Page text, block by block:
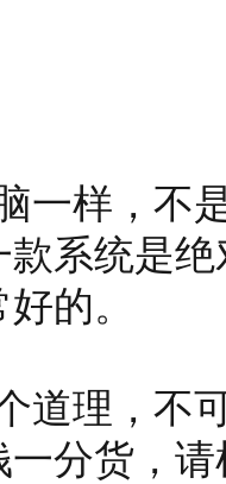
一样，不
系统是
的。
道理，不
一分货，